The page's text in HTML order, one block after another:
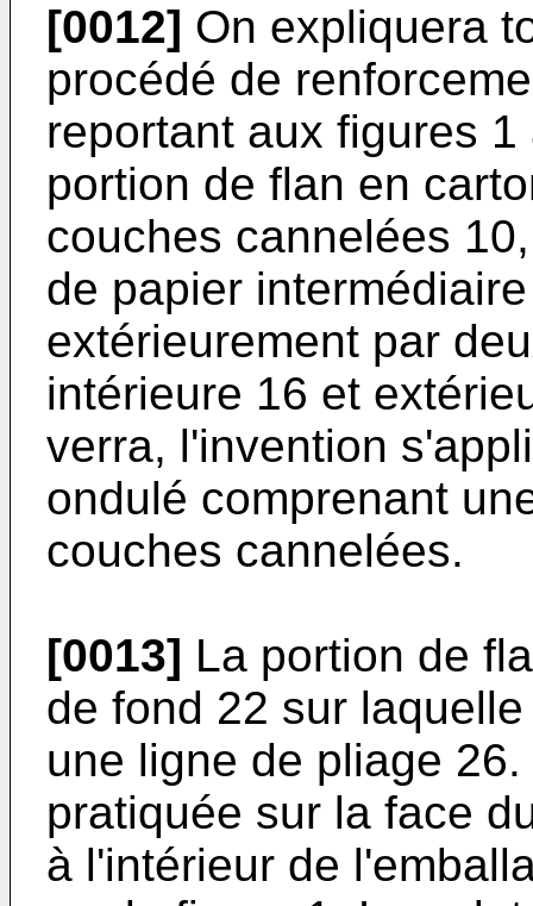
[0012] On expliquera
procédé de
reportant aux figures
portion de flan en
couches cannelées
de papier
extérieurement par
intérieure 16 et
verra, l'invention
ondulé comprenant
couches cannelées.
[0013] La portion de
de fond 22 sur
une ligne de pliage
pratiquée sur la face
à l'intérieur de